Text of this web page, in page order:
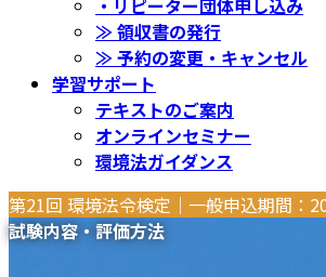
・リピーター団体申し込み
≫ 領収書の発行
≫ 予約の変更・キャンセル
学習サポート
テキストのご案内
オンラインセミナー
環境法ガイダンス
第21回 環境法令検定｜一般申込期間：
試験内容・評価方法